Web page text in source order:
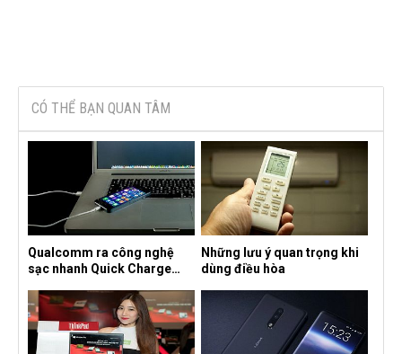
CÓ THỂ BẠN QUAN TÂM
Qualcomm ra công nghệ
sạc nhanh Quick Charge
Những lưu ý quan trọng khi
dùng điều hòa